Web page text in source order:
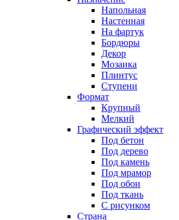
Напольная
Настенная
На фартук
Бордюры
Декор
Мозаика
Плинтус
Ступени
Формат
Крупный
Мелкий
Графический эффект
Под бетон
Под дерево
Под камень
Под мрамор
Под обои
Под ткань
С рисунком
Страна